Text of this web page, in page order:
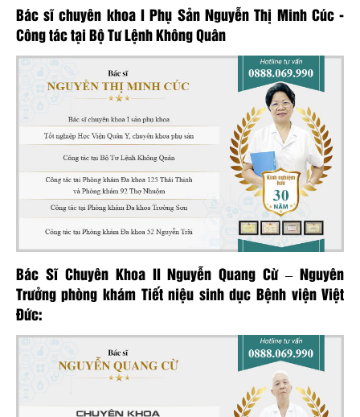
Bác sĩ chuyên khoa I Phụ Sản Nguyễn Thị Minh Cúc -
Công tác tại Bộ Tư Lệnh Không Quân
Bác Sĩ Chuyên Khoa II Nguyễn Quang Cừ – Nguyên
Trưởng phòng khám Tiết niệu sinh dục Bệnh viện Việt
Đức: